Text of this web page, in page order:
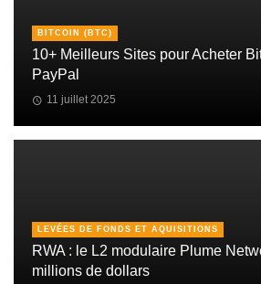
BITCOIN (BTC)
10+ Meilleurs Sites pour Acheter
PayPal
11 juillet 2025
LEVÉES DE FONDS ET AQUISITIONS
RWA : le L2 modulaire Plume
millions de dollars